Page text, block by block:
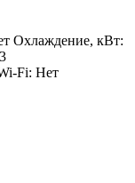
Охлаждение, кВт:
Fi: Нет